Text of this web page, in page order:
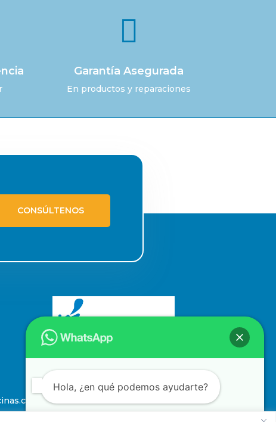

Garantía Asegurada
En productos y reparaciones
CONSÚLTENOS
Hola, ¿en qué podemos ayudarte?